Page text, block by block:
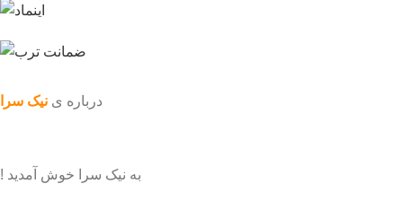
درباره ی نیک سرا
به نیک سرا خوش آمدید !